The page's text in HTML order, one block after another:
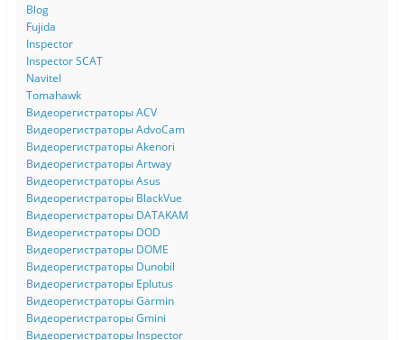
Blog
Fujida
Inspector
Inspector SCAT
Navitel
Tomahawk
Видеорегистраторы ACV
Видеорегистраторы AdvoCam
Видеорегистраторы Akenori
Видеорегистраторы Artway
Видеорегистраторы Asus
Видеорегистраторы BlackVue
Видеорегистраторы DATAKAM
Видеорегистраторы DOD
Видеорегистраторы DOME
Видеорегистраторы Dunobil
Видеорегистраторы Eplutus
Видеорегистраторы Garmin
Видеорегистраторы Gmini
Видеорегистраторы Inspector